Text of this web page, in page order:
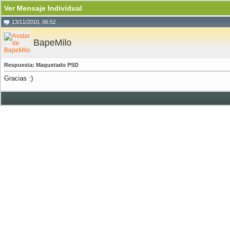
Ver Mensaje Individual
13/11/2010, 06:52
BapeMilo
Respuesta: Maquetado PSD
Gracias :)